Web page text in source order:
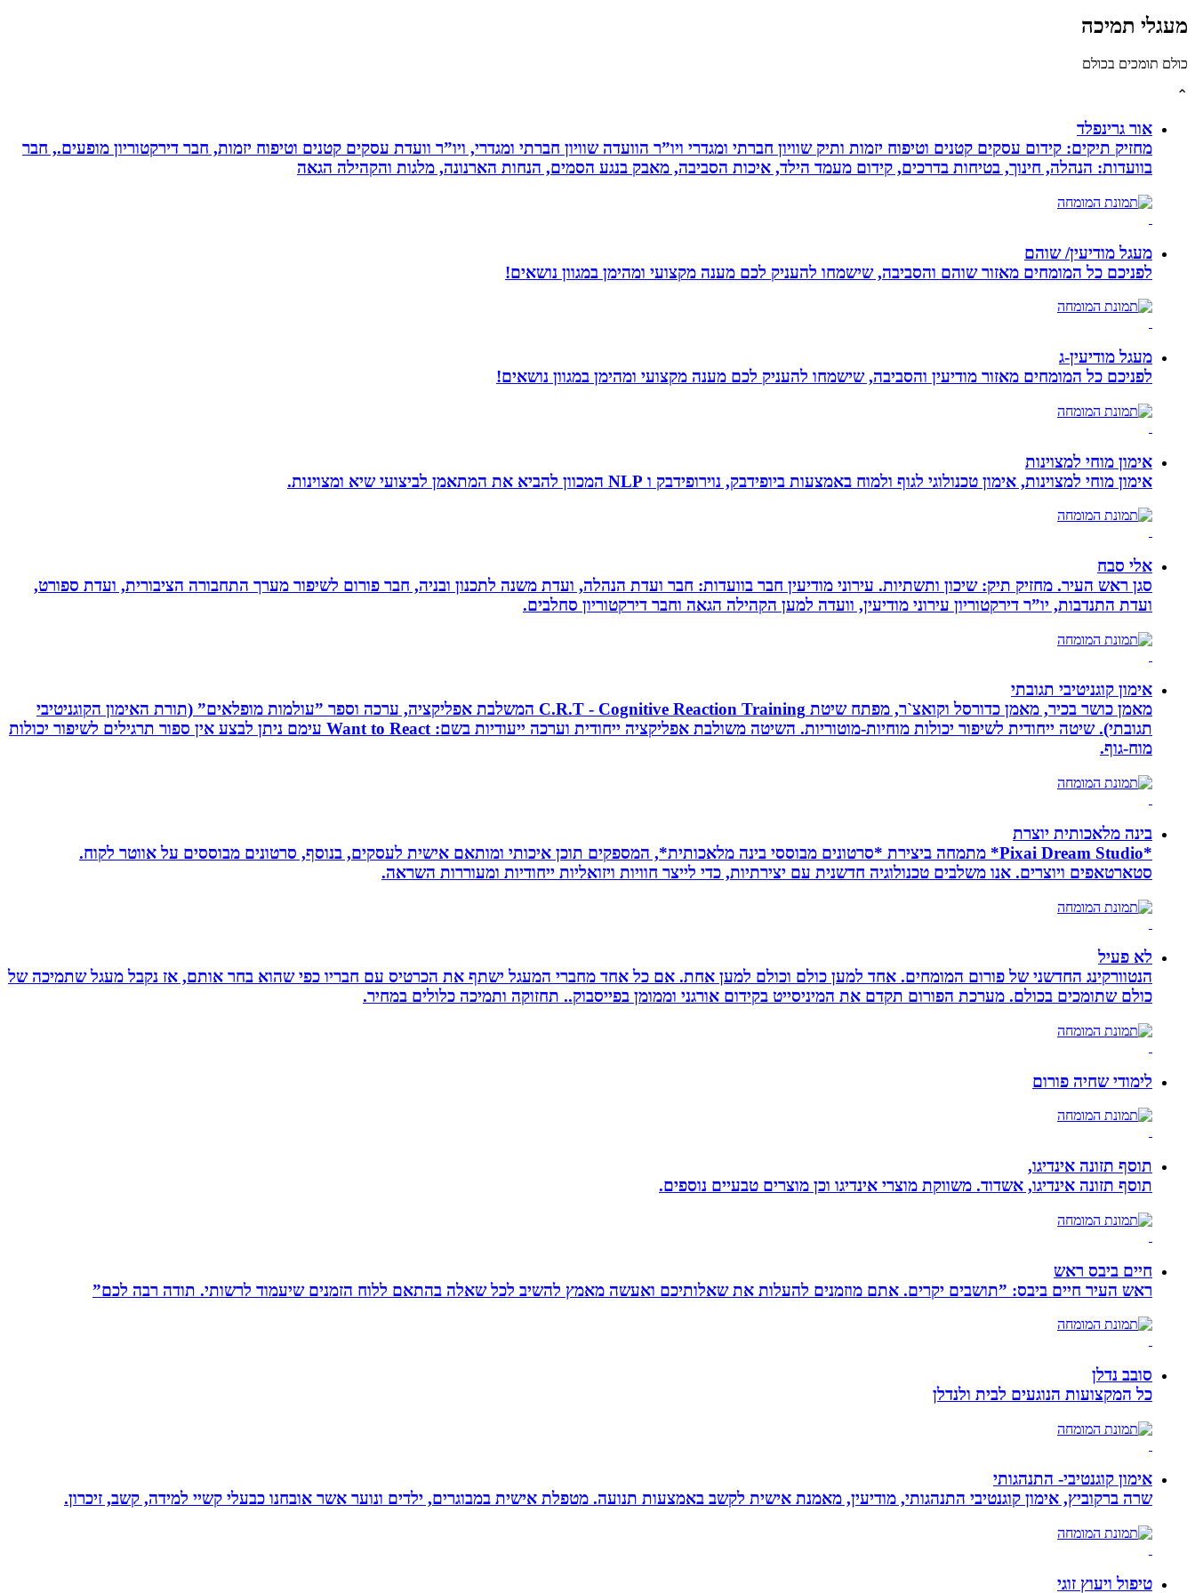
מעגלי תמיכה
כולם תומכים בכולם
⌃
אור גרינפלד
מחזיק תיקים: קידום עסקים קטנים וטיפוח יזמות ותיק שוויון חברתי ומגדרי ויו”ר הוועדה שוויון חברתי ומגדרי, ויו”ר וועדת עסקים קטנים וטיפוח יזמות, חבר דירקטוריון מופעים., חבר
בוועדות: הנהלה, חינוך, בטיחות בדרכים, קידום מעמד הילד, איכות הסביבה, מאבק בנגע הסמים, הנחות הארנונה, מלגות והקהילה הגאה
מעגל מודיעין/ שוהם
לפניכם כל המומחים מאזור שוהם והסביבה, שישמחו להעניק לכם מענה מקצועי ומהימן במגוון נושאים!
מעגל מודיעין-ג
לפניכם כל המומחים מאזור מודיעין והסביבה, שישמחו להעניק לכם מענה מקצועי ומהימן במגוון נושאים!
אימון מוחי למצוינות
אימון מוחי למצוינות, אימון טכנולוגי לגוף ולמוח באמצעות ביופידבק, נוירופידבק ו NLP המכוון להביא את המתאמן לביצועי שיא ומצוינות.
אלי סבח
סגן ראש העיר. מחזיק תיק: שיכון ותשתיות. עירוני מודיעין חבר בוועדות: חבר ועדת הנהלה, ועדת משנה לתכנון ובניה, חבר פורום לשיפור מערך התחבורה הציבורית, ועדת ספורט,
ועדת התנדבות, יו”ר דירקטוריון עירוני מודיעין, וועדה למען הקהילה הגאה וחבר דירקטוריון סחלבים.
אימון קוגניטיבי תגובתי
מאמן כושר בכיר, מאמן כדורסל וקואצ`ר, מפתח שיטת C.R.T - Cognitive Reaction Training המשלבת אפליקציה, ערכה וספר ”עולמות מופלאים” (תורת האימון הקוגניטיבי
תגובתי). שיטה ייחודית לשיפור יכולות מוחיות-מוטוריות. השיטה משולבת אפליקציה ייחודית וערכה ייעודיות בשם: Want to React עימם ניתן לבצע אין ספור תרגילים לשיפור יכולות
מוח-גוף.
בינה מלאכותית יוצרת
*Pixai Dream Studio* מתמחה ביצירת *סרטונים מבוססי בינה מלאכותית*, המספקים תוכן איכותי ומותאם אישית לעסקים, בנוסף, סרטונים מבוססים על אווטר לקוח.
סטארטאפים ויוצרים. אנו משלבים טכנולוגיה חדשנית עם יצירתיות, כדי לייצר חוויות ויזואליות ייחודיות ומעוררות השראה.
לא פעיל
הנטוורקינג החדשני של פורום המומחים. אחד למען כולם וכולם למען אחת. אם כל אחד מחברי המעגל ישתף את הכרטיס עם חבריו כפי שהוא בחר אותם, אז נקבל מעגל שתמיכה של
כולם שתומכים בכולם. מערכת הפורום תקדם את המיניסייט בקידום אורגני וממומן בפייסבוק.. תחזוקה ותמיכה כלולים במחיר.
לימודי שחיה פורום
תוסף תזונה אינדיגו,
תוסף תזונה אינדיגו, אשדוד. משווקת מוצרי אינדיגו וכן מוצרים טבעיים נוספים.
חיים ביבס ראש
ראש העיר חיים ביבס: ”תושבים יקרים. אתם מוזמנים להעלות את שאלותיכם ואעשה מאמץ להשיב לכל שאלה בהתאם ללוח הזמנים שיעמוד לרשותי. תודה רבה לכם”
סובב נדלן
כל המקצועות הנוגעים לבית ולנדלן
אימון קוגנטיבי- התנהגותי
שרה ברקוביץ, אימון קוגנטיבי התנהגותי, מודיעין, מאמנת אישית לקשב באמצעות תנועה. מטפלת אישית במבוגרים, ילדים ונוער אשר אובחנו כבעלי קשיי למידה, קשב, זיכרון.
טיפול ויעוץ זוגי